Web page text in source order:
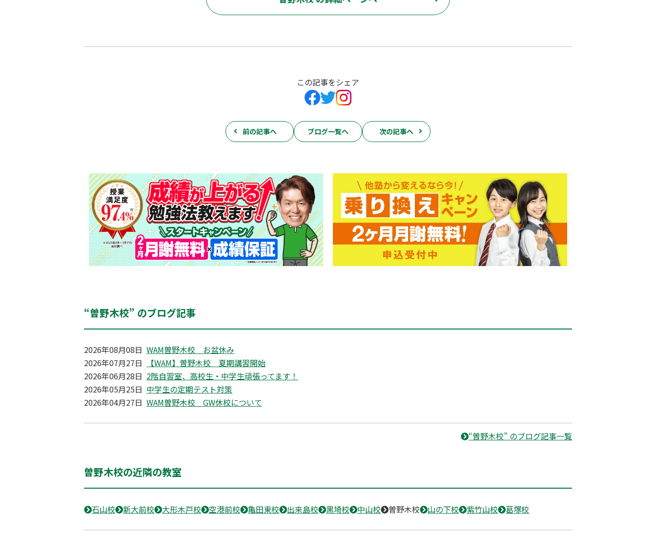
この記事をシェア
前の記事へ ブログ一覧へ 次の記事へ
“曽野木校” のブログ記事
2026年08月08日 WAM曽野木校 お盆休み
2026年07月27日
【WAM】曽野木校 夏期講習開始
2026年06月28日 2階自習室、高校生・中学生頑張ってます！
2026年05月25日 中学生の定期テスト対策
2026年04月27日 WAM曽野木校 GW休校について
“曽野木校” のブログ記事一覧
曽野木校の近隣の教室
石山校 新大前校 大形木戸校 空港前校 亀田東校 出来島校 黒埼校 中山校 曽野木校 山の下校 紫竹山校 葛塚校